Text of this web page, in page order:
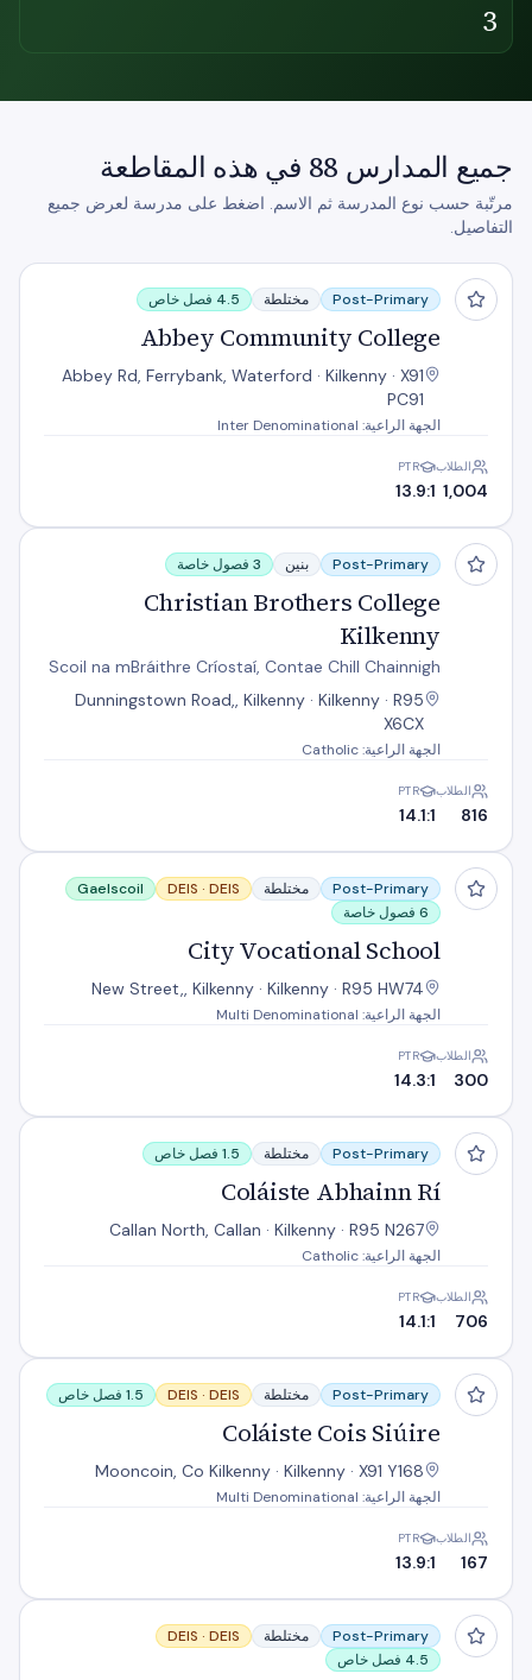
3
جميع المدارس 88 في هذه المقاطعة
مرتّبة حسب نوع المدرسة ثم الاسم. اضغط على مدرسة لعرض جميع
التفاصيل.
Abbey Community College
Post-Primary مختلطة 4.5 فصل خاص
Abbey Community College
Abbey Rd, Ferrybank, Waterford · Kilkenny · X91
PC91
الجهة الراعية: Inter Denominational
الطلاب
1,004
PTR
13.9:1
Christian Brothers College Kilkenny
Post-Primary بنين 3 فصول خاصة
Christian Brothers College
Kilkenny
Scoil na mBráithre Críostaí, Contae Chill Chainnigh
Dunningstown Road,, Kilkenny · Kilkenny · R95
X6CX
الجهة الراعية: Catholic
الطلاب
816
PTR
14.1:1
City Vocational School
Post-Primary مختلطة DEIS · DEIS
Gaelscoil
6 فصول خاصة
City Vocational School
New Street,, Kilkenny · Kilkenny · R95 HW74
الجهة الراعية: Multi Denominational
الطلاب
300
PTR
14.3:1
Coláiste Abhainn Rí
Post-Primary مختلطة 1.5 فصل خاص
Coláiste Abhainn Rí
Callan North, Callan · Kilkenny · R95 N267
الجهة الراعية: Catholic
الطلاب
706
PTR
14.1:1
Coláiste Cois Siúire
Post-Primary مختلطة DEIS · DEIS 1.5 فصل خاص
Coláiste Cois Siúire
Mooncoin, Co Kilkenny · Kilkenny · X91 Y168
الجهة الراعية: Multi Denominational
الطلاب
167
PTR
13.9:1
Coláiste Mhuire
Post-Primary مختلطة DEIS · DEIS
4.5 فصل خاص